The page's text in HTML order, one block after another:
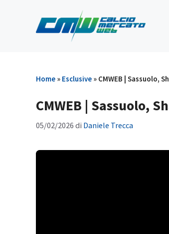
contenuto
Home » Esclusive » CMWEB | Sassuolo,
CMWEB | Sassuolo,
05/02/2026 di Daniele Trecca